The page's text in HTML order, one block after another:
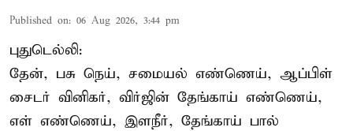
Published on: 06 Aug 2026, 3:44 pm
புதுடெல்லி:
தேன், பசு நெய், சமையல் எண்ணெய், ஆப்பிள்
சைடர் வினிகர், விர்ஜின் தேங்காய் எண்ணெய்,
எள் எண்ணெய், இளநீர், தேங்காய் பால்